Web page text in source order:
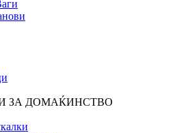
ЗА ДОМАЌИНСТВО